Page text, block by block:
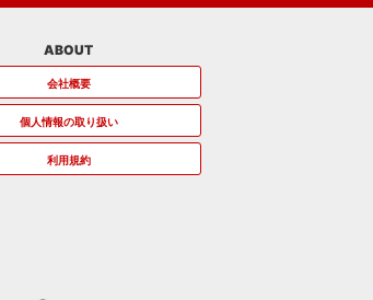
ABOUT
会社概要
個人情報の取り扱い
利用規約